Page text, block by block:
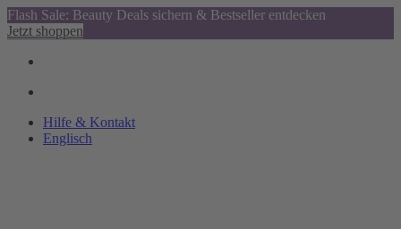
Flash Sale: Beauty Deals sichern & Bestseller entdecken
Jetzt shoppen
Hilfe & Kontakt
Englisch